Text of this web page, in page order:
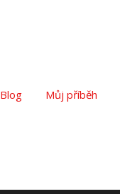
Blog Můj příběh